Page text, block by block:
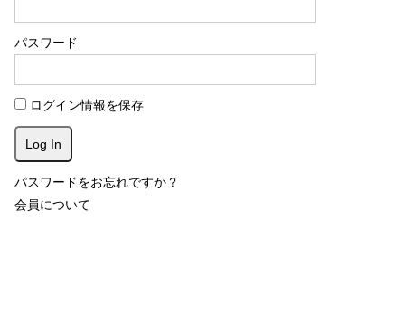
パスワード
ログイン情報を保存
パスワードをお忘れですか？
会員について